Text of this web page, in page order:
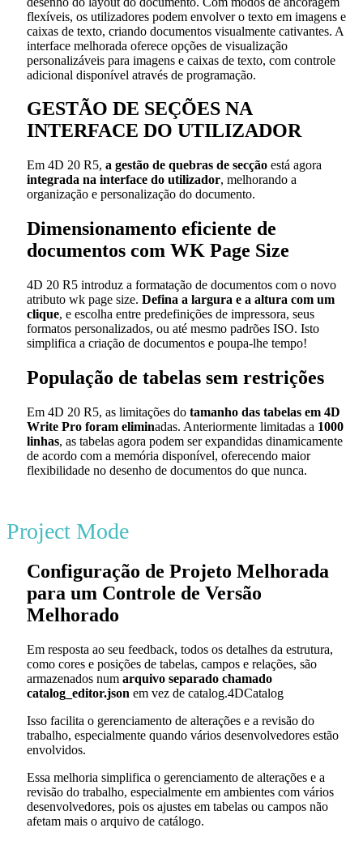
flexíveis, os utilizadores podem envolver o texto em imagens e
caixas de texto, criando documentos visualmente cativantes. A
interface melhorada oferece opções de visualização
personalizáveis para imagens e caixas de texto, com controle
adicional disponível através de programação.
GESTÃO DE SEÇÕES NA
INTERFACE DO UTILIZADOR
Em 4D 20 R5, a gestão de quebras de secção está agora
integrada na interface do utilizador, melhorando a
organização e personalização do documento.
Dimensionamento eficiente de
documentos com WK Page Size
4D 20 R5 introduz a formatação de documentos com o novo
atributo wk page size. Defina a largura e a altura com um
clique, e escolha entre predefinições de impressora, seus
formatos personalizados, ou até mesmo padrões ISO. Isto
simplifica a criação de documentos e poupa-lhe tempo!
População de tabelas sem restrições
Em 4D 20 R5, as limitações do tamanho das tabelas em 4D
Write Pro foram eliminadas. Anteriormente limitadas a 1000
linhas, as tabelas agora podem ser expandidas dinamicamente
de acordo com a memória disponível, oferecendo maior
flexibilidade no desenho de documentos do que nunca.
Project Mode
Configuração de Projeto Melhorada
para um Controle de Versão
Melhorado
Em resposta ao seu feedback, todos os detalhes da estrutura,
como cores e posições de tabelas, campos e relações, são
armazenados num arquivo separado chamado
catalog_editor.json em vez de catalog.4DCatalog
Isso facilita o gerenciamento de alterações e a revisão do
trabalho, especialmente quando vários desenvolvedores estão
envolvidos.
Essa melhoria simplifica o gerenciamento de alterações e a
revisão do trabalho, especialmente em ambientes com vários
desenvolvedores, pois os ajustes em tabelas ou campos não
afetam mais o arquivo de catálogo.